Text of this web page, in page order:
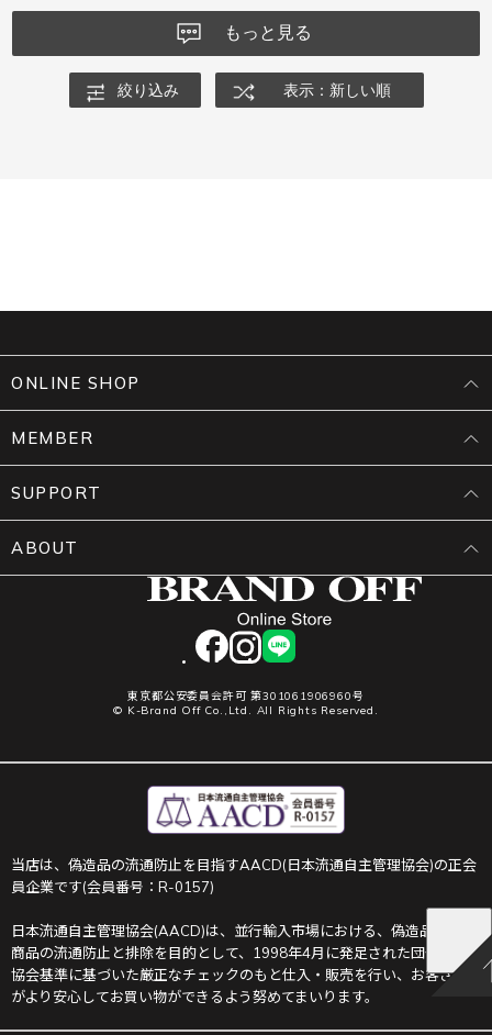
もっと見る
絞り込み 表示：新しい順
facebookinstagram
LINE
東京都公安委員会許可 第301061906960号
© K-Brand Off Co.,Ltd. All Rights Reserved.
ONLINE SHOP
MEMBER
SUPPORT
ABOUT
当店は、偽造品の流通防止を目指すAACD(日本流通自主管理協会)の正会
員企業です(会員番号：R-0157)
日本流通自主管理協会(AACD)は、並行輸入市場における、偽造品や不正
商品の流通防止と排除を目的として、1998年4月に発足された団体です。
協会基準に基づいた厳正なチェックのもと仕入・販売を行い、お客さま
がより安心してお買い物ができるよう努めてまいります。